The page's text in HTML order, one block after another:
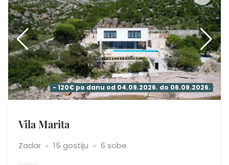
- 120€ po danu od 04.09.2026. do 06.09.2026.
Vila Marita
Zadar 15 gostiju 6 sobe